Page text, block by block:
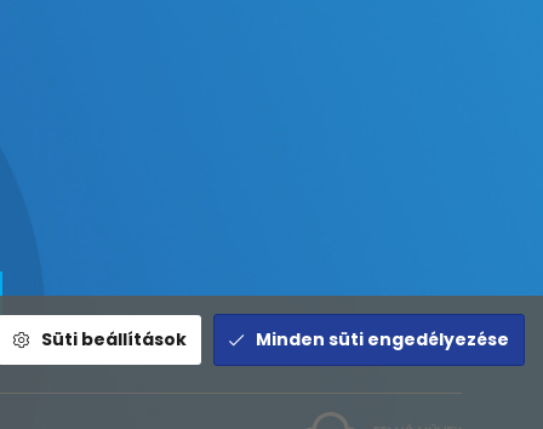
Süti beállítások Minden süti engedélyezése